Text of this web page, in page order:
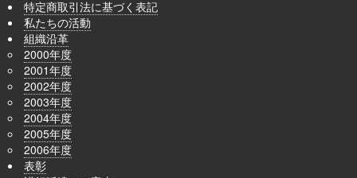
特定商取引法に基づく表記
私たちの活動
組織沿革
2000年度
2001年度
2002年度
2003年度
2004年度
2005年度
2006年度
表彰